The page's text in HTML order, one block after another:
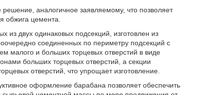
аналогичное заявляемому, что позволяет
обжига цемента.
из двух одинаковых подсекций, изготовлен из
соединенных по периметру подсекций с
малого и больших торцевых отверстий в виде
больших торцевых отверстий, а секции
отверстий, что упрощает изготовление.
оформление барабана позволяет обеспечить